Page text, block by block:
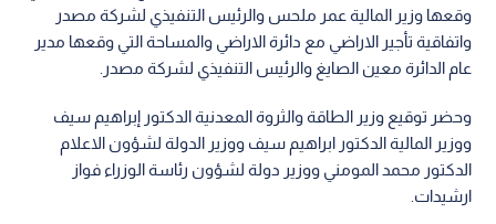
وقعها وزير المالية عمر ملحس والرئيس التنفيذي لشركة مصدر
واتفاقية تأجير الاراضي مع دائرة الاراضي والمساحة التي وقعها مدير
عام الدائرة معين الصايغ والرئيس التنفيذي لشركة مصدر.
وحضر توقيع وزير الطاقة والثروة المعدنية الدكتور إبراهيم سيف
ووزير المالية الدكتور ابراهيم سيف ووزير الدولة لشؤون الاعلام
الدكتور محمد المومني ووزير دولة لشؤون رئاسة الوزراء فواز
ارشيدات.